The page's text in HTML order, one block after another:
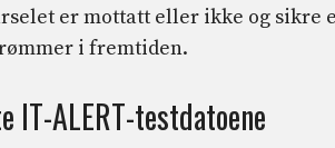
er mottatt eller ikke og sikre
i fremtiden.
IT-ALERT-testdatoene